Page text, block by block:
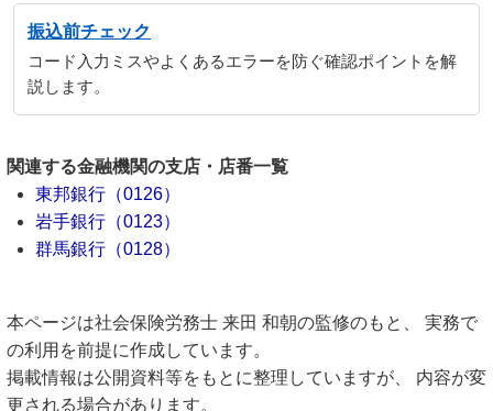
振込前チェック
コード入力ミスやよくあるエラーを防ぐ確認ポイントを解
説します。
関連する金融機関の支店・店番一覧
東邦銀行（0126）
岩手銀行（0123）
群馬銀行（0128）
本ページは社会保険労務士 来田 和朝の監修のもと、 実務で
の利用を前提に作成しています。
掲載情報は公開資料等をもとに整理していますが、 内容が変
更される場合があります。